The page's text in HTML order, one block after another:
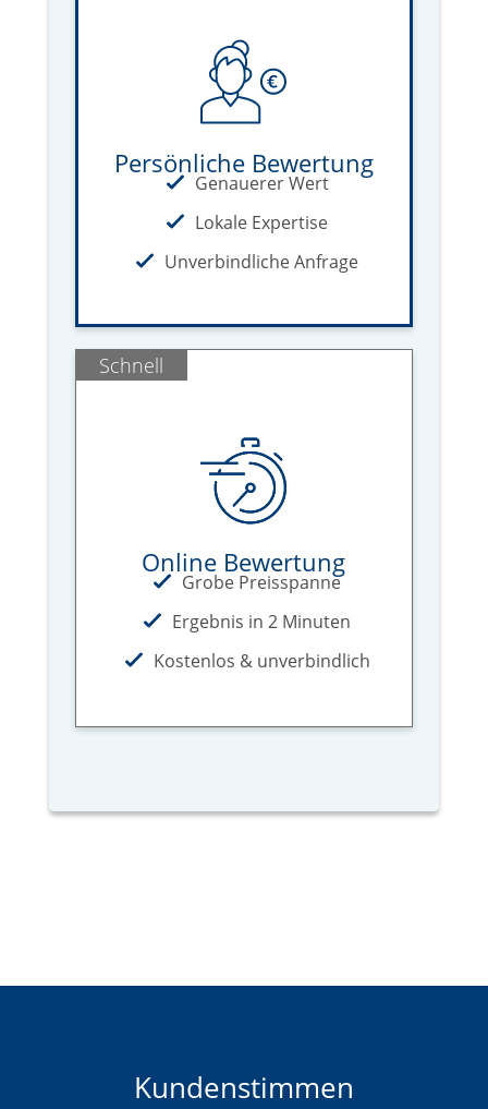
Persönliche Bewertung
Genauerer Wert
Lokale Expertise
Unverbindliche Anfrage
Schnell
Online Bewertung
Grobe Preisspanne
Ergebnis in 2 Minuten
Kostenlos & unverbindlich
Kundenstimmen